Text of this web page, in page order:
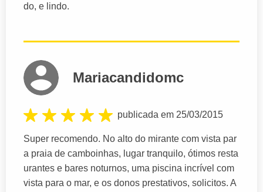
do, e lindo.
Mariacandidomc
publicada em 25/03/2015
Super recomendo. No alto do mirante com vista par
a praia de camboinhas, lugar tranquilo, ótimos resta
urantes e bares noturnos, uma piscina incrível com
vista para o mar, e os donos prestativos, solicitos. A